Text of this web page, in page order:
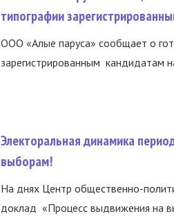
типографии
ООО «Алые паруса» сообщает о
зарегистрированным кандидатам
Электоральная динамика
выборам!
На днях Центр общественно-
доклад «Процесс выдвижения на